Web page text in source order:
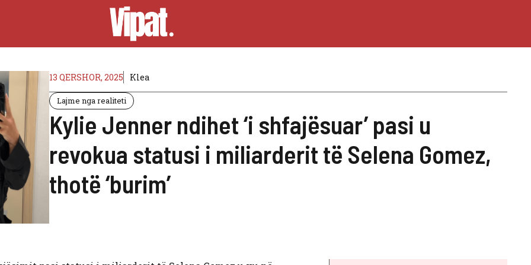
13 QERSHOR, 2025 Klea
Lajme nga realiteti
Kylie Jenner ndihet ‘i shfajësuar’ pasi u
revokua statusi i miliarderit të Selena Gomez,
thotë ‘burim’